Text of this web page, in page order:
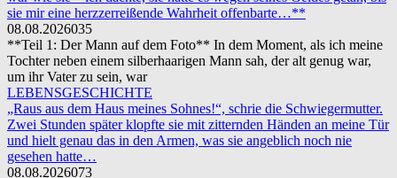
sie mir eine herzzerreißende Wahrheit offenbarte…**
08.08.2026035
**Teil 1: Der Mann auf dem Foto** In dem Moment, als ich meine
Tochter neben einem silberhaarigen Mann sah, der alt genug war,
um ihr Vater zu sein, war
LEBENSGESCHICHTE
„Raus aus dem Haus meines Sohnes!“, schrie die Schwiegermutter.
Zwei Stunden später klopfte sie mit zitternden Händen an meine Tür
und hielt genau das in den Armen, was sie angeblich noch nie
gesehen hatte…
08.08.2026073